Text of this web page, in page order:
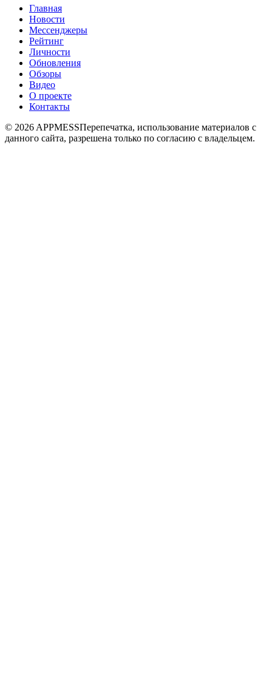
Главная
Новости
Мессенджеры
Рейтинг
Личности
Обновления
Обзоры
Видео
О проекте
Контакты
© 2026 APPMESSПерепечатка, использование материалов с
данного сайта, разрешена только по согласию с владельцем.